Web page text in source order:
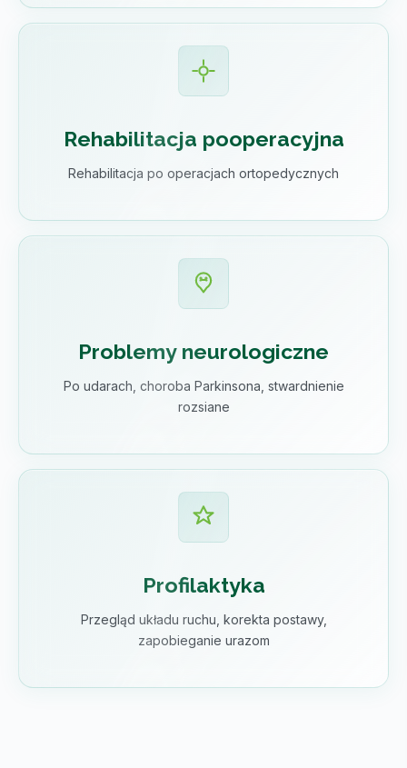
Rehabilitacja pooperacyjna
Rehabilitacja po operacjach ortopedycznych
Problemy neurologiczne
Po udarach, choroba Parkinsona, stwardnienie
rozsiane
Profilaktyka
Przegląd układu ruchu, korekta postawy,
zapobieganie urazom